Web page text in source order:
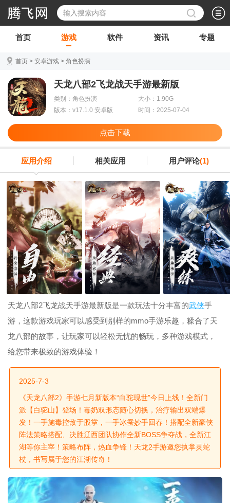
首页 游戏 软件 资讯 专题
首页 > 安卓游戏 > 角色扮演
天龙八部2飞龙战天手游最新版
类别：角色扮演
大小：1.90G
版本：v17.1.0 安卓版
时间：2025-07-04
点击下载
应用介绍 相关应用 用户评论(1)
天龙八部2飞龙战天手游最新版是一款玩法十分丰富的武侠手
游，这款游戏玩家可以感受到别样的mmo手游乐趣，糅合了天
龙八部的故事，让玩家可以轻松无忧的畅玩，多种游戏模式，
给您带来极致的游戏体验！
2025-7-3
《天龙八部2》手游七月新版本“白驼现世”今日上线！全新门
派【白驼山】登场！毒奶双形态随心切换，治疗输出双端爆
发！一手施毒控敌于股掌，一手冰蚕妙手回春！搭配全新豪侠
阵法策略搭配、决胜辽西团队协作全新BOSS争夺战，全新江
湖等你主宰！策略布阵，热血争锋！天龙2手游邀您执掌灵蛇
杖，书写属于您的江湖传奇！